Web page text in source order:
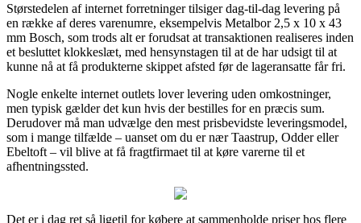
Størstedelen af internet forretninger tilsiger dag-til-dag levering på
en række af deres varenumre, eksempelvis Metalbor 2,5 x 10 x 43
mm Bosch, som trods alt er forudsat at transaktionen realiseres inden
et besluttet klokkeslæt, med hensynstagen til at de har udsigt til at
kunne nå at få produkterne skippet afsted før de lageransatte får fri.
Nogle enkelte internet outlets lover levering uden omkostninger,
men typisk gælder det kun hvis der bestilles for en præcis sum.
Derudover må man udvælge den mest prisbevidste leveringsmodel,
som i mange tilfælde – uanset om du er nær Taastrup, Odder eller
Ebeltoft – vil blive at få fragtfirmaet til at køre varerne til et
afhentningssted.
Det er i dag ret så ligetil for købere at sammenholde priser hos flere